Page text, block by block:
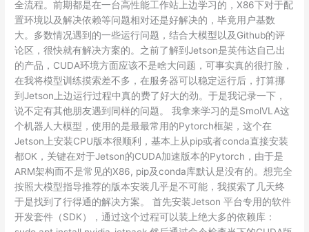
化
部
署
OpenClaw
全流程。前期都是在一台高性能工作站上边学习的，X86下对于配
置环境以及解决依赖等问题相对还是好解决的，毕竟用户基数
大。多数情况遇到的一些运行问题，结合大模型以及Github的评
论区，很快就有解决方案的。之前了解到Jetson是英伟达自己出
的产品，CUDA环境方面应该不是啥大问题，可事实真的很打脸，
在我将模型训练摸索差不多，在服务器可以稳定运行后，打算挪
到Jetson上边运行过程中真的费了好大的劲。于是我记录一下，
说不定有其他朋友遇到同样的问题。 我拿来学习的是SmolVLA这
个机器人大模型，使用的是最最常用的Pytorch框架，这个在
Jetson上安装CPU版本很顺利，基本上从pip或者conda直接安装
都OK，关键在对于Jetson的CUDA加速版本的Pytorch，由于是
ARM架构而不是常见的X86, pip及conda库默认是没有的。想完全
按照大模型指导推荐的版本安装几乎是不可能，我摸索了几天终
于是找到了行得通的解决方案。 首先安装Jetson 平台专用的软件
开发套件（SDK），通过这个过程可以装上绝大多的依赖库：